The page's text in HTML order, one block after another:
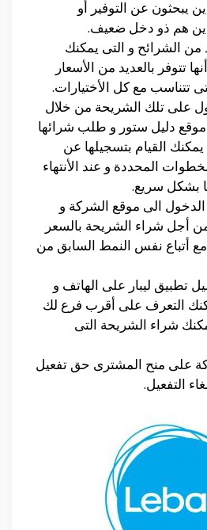
يبحثون عن التوفير أو
هم ذو دخل ضعيف.
من الشرائح و التى يمكنك
تتوفر بالعديد من الأسعار
تتناسب مع كل الأختيارات.
على تلك الشريحة من خلال
دليل ستور و طلب شرائها
يمكنك القيام بتسجيلها عن
المحددة و عند الأنتهاء
بشكل سريع.
الى موقع الشركة و
أجل شراء الشريحة بالسعر
أتباع نفس النمط السابق من
تطبيق ليبار على الهاتف و
التعرف على أقرب فرع لك
شراء الشريحة التى
على منح المشترى حق تفعيل
التفعيل.